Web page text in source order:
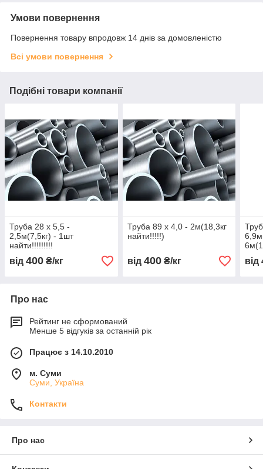
Умови повернення
Повернення товару впродовж 14 днів за домовленістю
Всі умови повернення
Подібні товари компанії
Труба 28 х 5,5 -
2,5м(7,5кг) - 1шт
найти!!!!!!!!!
від 400 ₴/кг
Труба 89 х 4,0 - 2м(18,3кг
найти!!!!!)
від 400₴/кг від
Про нас
Рейтинг не сформований
Менше 5 відгуків за останній рік
Працює з 14.10.2010
м. Суми
Суми, Україна
Контакти
Про нас